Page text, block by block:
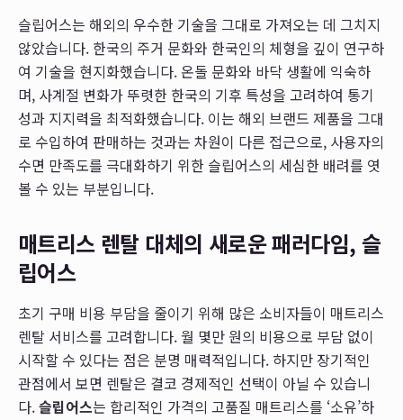
슬립어스는 해외의 우수한 기술을 그대로 가져오는 데 그치지
않았습니다. 한국의 주거 문화와 한국인의 체형을 깊이 연구하
여 기술을 현지화했습니다. 온돌 문화와 바닥 생활에 익숙하
며, 사계절 변화가 뚜렷한 한국의 기후 특성을 고려하여 통기
성과 지지력을 최적화했습니다. 이는 해외 브랜드 제품을 그대
로 수입하여 판매하는 것과는 차원이 다른 접근으로, 사용자의
수면 만족도를 극대화하기 위한 슬립어스의 세심한 배려를 엿
볼 수 있는 부분입니다.
매트리스 렌탈 대체의 새로운 패러다임, 슬
립어스
초기 구매 비용 부담을 줄이기 위해 많은 소비자들이 매트리스
렌탈 서비스를 고려합니다. 월 몇만 원의 비용으로 부담 없이
시작할 수 있다는 점은 분명 매력적입니다. 하지만 장기적인
관점에서 보면 렌탈은 결코 경제적인 선택이 아닐 수 있습니
다.슬립어스는 합리적인 가격의 고품질 매트리스를 ‘소유’하